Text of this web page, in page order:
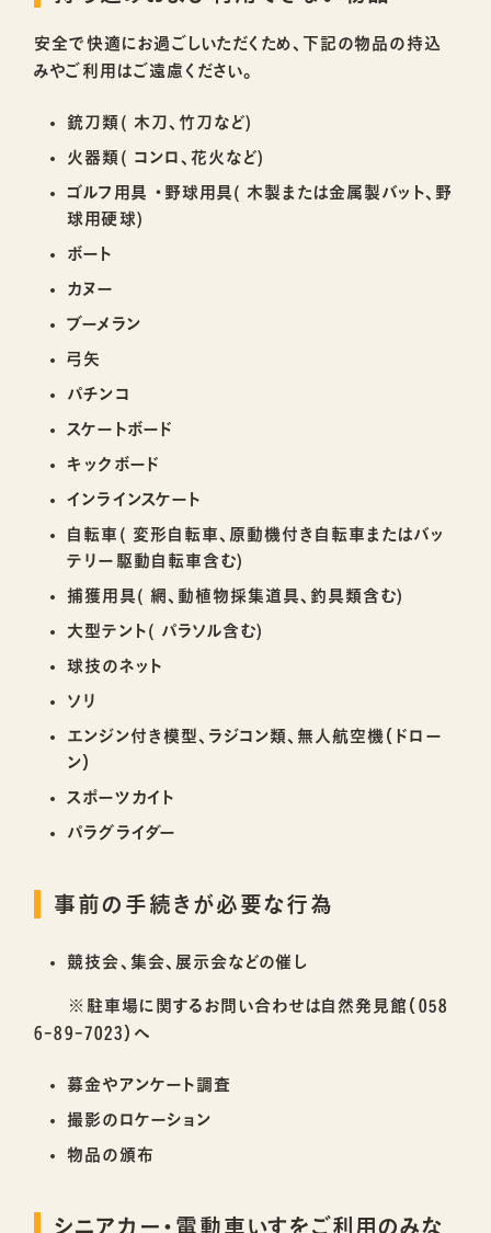
安全で快適にお過ごしいただくため、下記の物品の持込
みやご利用はご遠慮ください。
銃刀類( 木刀、竹刀など)
火器類( コンロ、花火など)
ゴルフ用具 ・野球用具( 木製または金属製バット、野
球用硬球)
ボート
カヌー
ブーメラン
弓矢
パチンコ
スケートボード
キックボード
インラインスケート
自転車( 変形自転車、原動機付き自転車またはバッ
テリー駆動自転車含む)
捕獲用具( 網、動植物採集道具、釣具類含む)
大型テント( パラソル含む)
球技のネット
ソリ
エンジン付き模型、ラジコン類、無人航空機（ドロー
ン）
スポーツカイト
パラグライダー
事前の手続きが必要な行為
競技会、集会、展示会などの催し
※駐車場に関するお問い合わせは自然発見館（058
6-89-7023）へ
募金やアンケート調査
撮影のロケーション
物品の頒布
シニアカー・電動車いすをご利用のみな